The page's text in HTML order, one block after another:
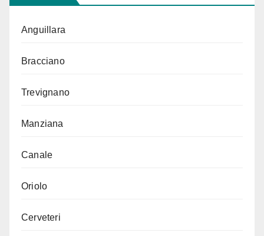
Anguillara
Bracciano
Trevignano
Manziana
Canale
Oriolo
Cerveteri